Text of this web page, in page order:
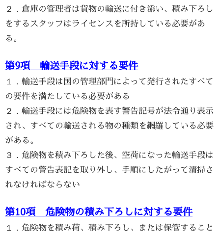
２．倉庫の管理者は貨物の輸送に付き添い、積み下ろし
をするスタッフはライセンスを所持している必要があ
る。
第9項 輸送手段に対する要件
１．輸送手段は国の管理部門によって発行されたすべて
の要件を満たしている必要がある
２．輸送手段には危険物を表す警告記号が法令通り表示
され、すべての輸送される物の種類を網羅している必要
がある。
３．危険物を積み下ろした後、空荷になった輸送手段は
すべての警告表記を取り外し、手順にしたがって清掃さ
れなければならない
第10項 危険物の積み下ろしに対する要件
１．危険物を積み荷、積み下ろし、または保管すること